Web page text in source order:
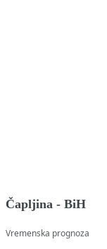
Čapljina - BiH
Vremenska prognoza